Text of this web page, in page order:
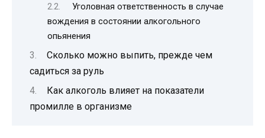
Уголовная ответственность в случае
вождения в состоянии алкогольного
опьянения
Сколько можно выпить, прежде чем
садиться за руль
Как алкоголь влияет на показатели
промилле в организме